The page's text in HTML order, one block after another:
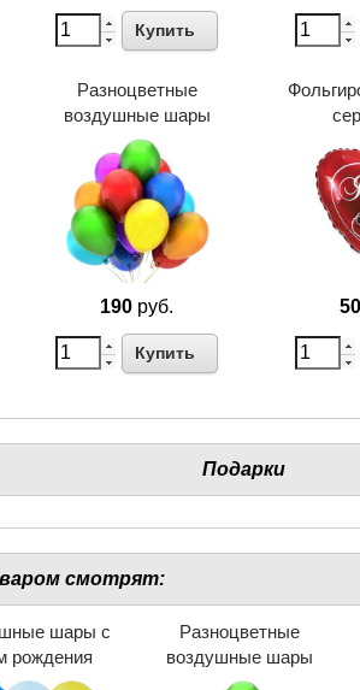
Купить
Разноцветные
воздушные шары
190 руб.
Купить
Подарки
смотрят:
шары с
рождения
Разноцветные
воздушные шары